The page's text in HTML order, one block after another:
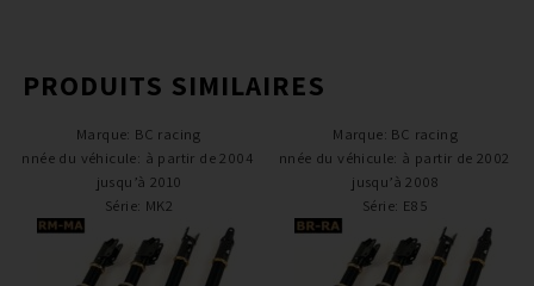
PRODUITS SIMILAIRES
Marque: BC racing
Année du véhicule: à partir de 2004 /
jusqu’à 2010
Série: MK2
Marque: BC racing
Année du véhicule: à partir de 2002 /
jusqu’à 2008
Série: E85